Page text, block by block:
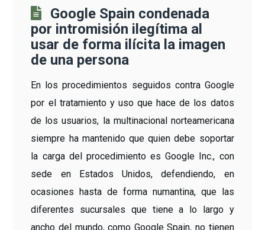
Google Spain condenada
por intromisión ilegítima al
usar de forma ilícita la imagen
de una persona
En los procedimientos seguidos contra Google
por el tratamiento y uso que hace de los datos
de los usuarios, la multinacional norteamericana
siempre ha mantenido que quien debe soportar
la carga del procedimiento es Google Inc., con
sede en Estados Unidos, defendiendo, en
ocasiones hasta de forma numantina, que las
diferentes sucursales que tiene a lo largo y
ancho del mundo, como Google Spain, no tienen